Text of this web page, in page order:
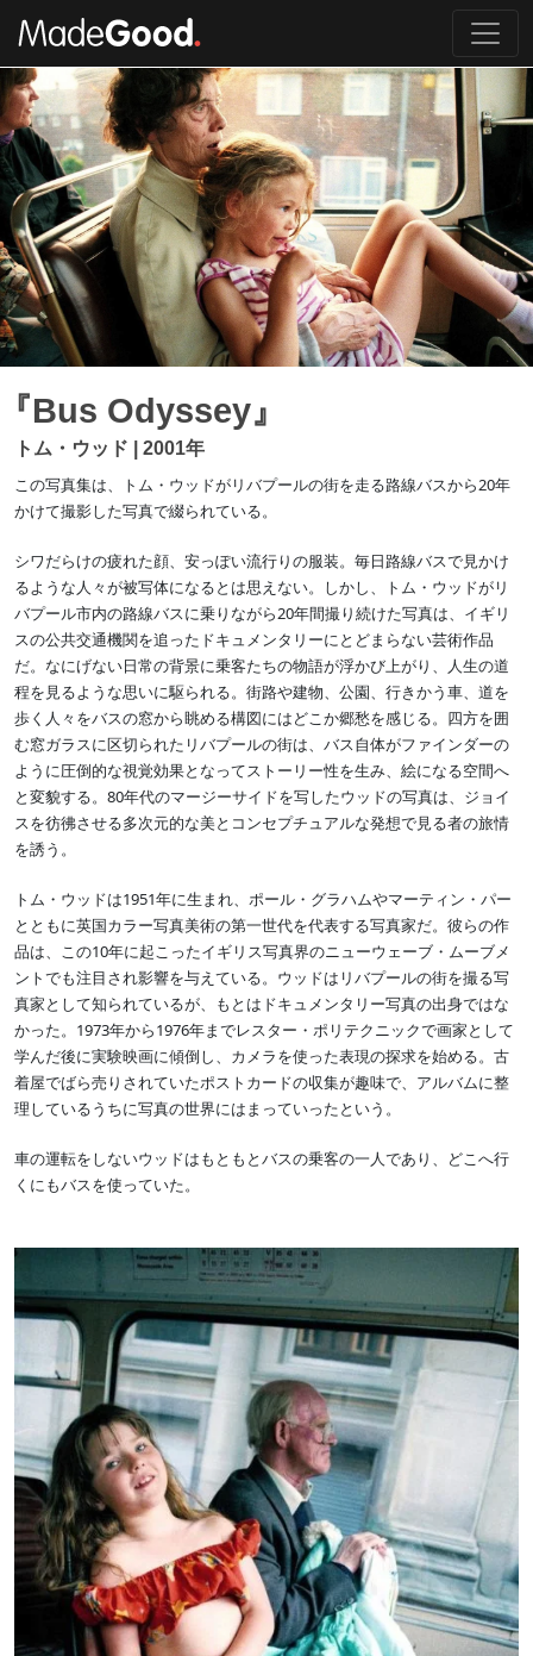
Bus Odyssey』
トム・ウッド | 2001年
この写真集は、トム・ウッドがリバプールの街を走る路線バスから20年
かけて撮影した写真で綴られている。
シワだらけの疲れた顔、安っぽい流行りの服装。毎日路線バスで見かけ
るような人々が被写体になるとは思えない。しかし、トム・ウッドがリ
バプール市内の路線バスに乗りながら20年間撮り続けた写真は、イギリ
スの公共交通機関を追ったドキュメンタリーにとどまらない芸術作品
だ。なにげない日常の背景に乗客たちの物語が浮かび上がり、人生の道
程を見るような思いに駆られる。街路や建物、公園、行きかう車、道を
歩く人々をバスの窓から眺める構図にはどこか郷愁を感じる。四方を囲
む窓ガラスに区切られたリバプールの街は、バス自体がファインダーの
ように圧倒的な視覚効果となってストーリー性を生み、絵になる空間へ
と変貌する。80年代のマージーサイドを写したウッドの写真は、ジョイ
スを彷彿させる多次元的な美とコンセプチュアルな発想で見る者の旅情
を誘う。
トム・ウッドは1951年に生まれ、ポール・グラハムやマーティン・パー
とともに英国カラー写真美術の第一世代を代表する写真家だ。彼らの作
品は、この10年に起こったイギリス写真界のニューウェーブ・ムーブメ
ントでも注目され影響を与えている。ウッドはリバプールの街を撮る写
真家として知られているが、もとはドキュメンタリー写真の出身ではな
かった。1973年から1976年までレスター・ポリテクニックで画家として
学んだ後に実験映画に傾倒し、カメラを使った表現の探求を始める。古
着屋でばら売りされていたポストカードの収集が趣味で、アルバムに整
理しているうちに写真の世界にはまっていったという。
車の運転をしないウッドはもともとバスの乗客の一人であり、どこへ行
くにもバスを使っていた。